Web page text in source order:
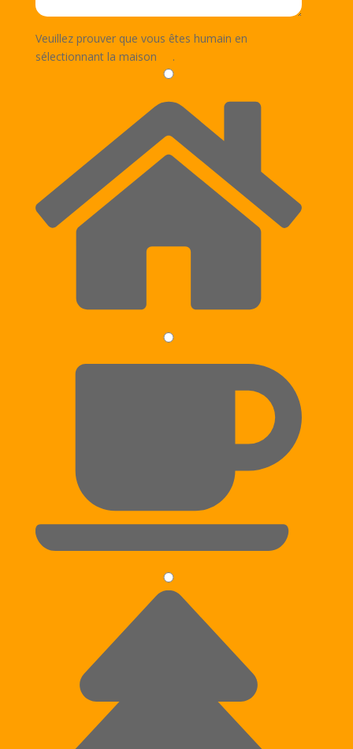
Veuillez prouver que vous êtes humain en
sélectionnantla maison .